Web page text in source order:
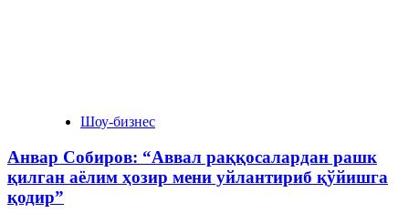
Шоу-бизнес
Анвар Собиров: “Аввал раққосалардан рашк
қилган аёлим ҳозир мени уйлантириб қўйишга
қодир”